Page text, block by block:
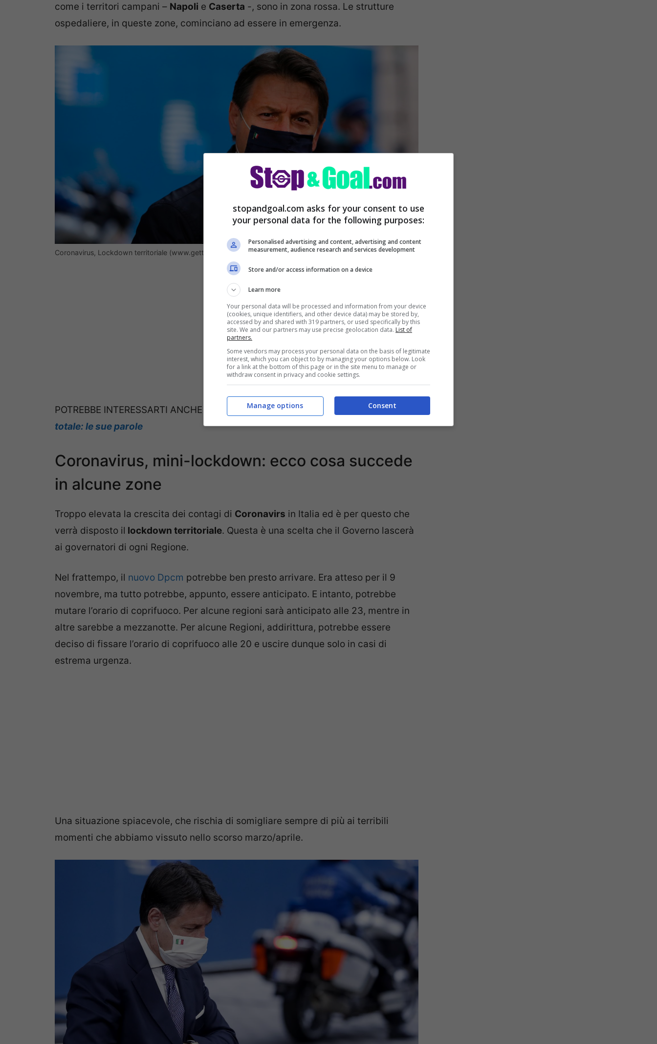
come i territori campani – Napoli e Caserta -, sono in zona rossa. Le strutture
ospedaliere, in queste zone, cominciano ad essere in emergenza.
Coronavirus, Lockdown territoriale (www.gettyimages.it)
POTREBBE INTERESSARTI ANCHE >>>
Conte scongiura un secondo lockdown
totale: le sue parole
Coronavirus, mini-lockdown: ecco cosa succede
in alcune zone
Troppo elevata la crescita dei contagi di Coronavirs in Italia ed è per questo che
verrà disposto il lockdown territoriale. Questa è una scelta che il Governo lascerà
ai governatori di ogni Regione.
Nel frattempo, il nuovo Dpcm potrebbe ben presto arrivare. Era atteso per il 9
novembre, ma tutto potrebbe, appunto, essere anticipato. E intanto, potrebbe
mutare l’orario di coprifuoco. Per alcune regioni sarà anticipato alle 23, mentre in
altre sarebbe a mezzanotte. Per alcune Regioni, addirittura, potrebbe essere
deciso di fissare l’orario di coprifuoco alle 20 e uscire dunque solo in casi di
estrema urgenza.
Una situazione spiacevole, che rischia di somigliare sempre di più ai terribili
momenti che abbiamo vissuto nello scorso marzo/aprile.
stopandgoal.com asks for your consent to use
your personal data for the following purposes:
Personalised advertising and content, advertising and content
measurement, audience research and services development
Store and/or access information on a device
Learn more
Your personal data will be processed and information from your device
(cookies, unique identifiers, and other device data) may be stored by,
accessed by and shared with 319 partners, or used specifically by this
site. We and our partners may use precise geolocation data. List of
partners.
Some vendors may process your personal data on the basis of legitimate
interest, which you can object to by managing your options below. Look
for a link at the bottom of this page or in the site menu to manage or
withdraw consent in privacy and cookie settings.
Consent
Manage options